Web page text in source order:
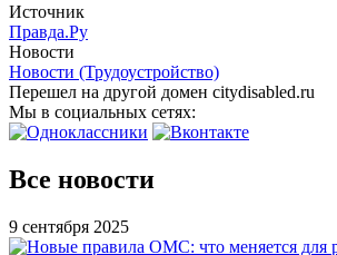
Источник
Правда.Ру
Новости
Новости (Трудоустройство)
Перешел на другой домен citydisabled.ru
Мы в социальных сетях:
Все новости
9 сентября 2025